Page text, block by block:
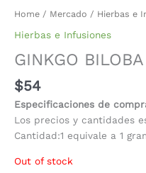
Home / Mercado / Hierbas e
Hierbas e Infusiones
GINKGO
$54
Especificaciones de
Los precios y cantidades
Cantidad:1 equivale a 1
Out of stock